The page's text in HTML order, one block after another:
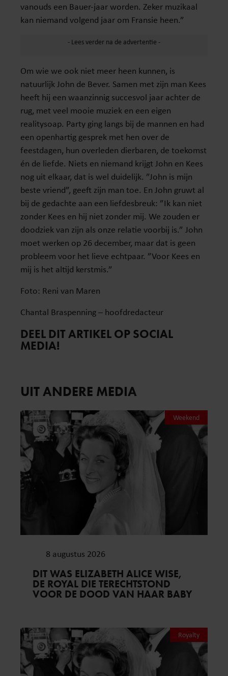
vanouds een Bauer-jaar worden. Zeker muzikaal
kan niemand volgend jaar om Fransie heen.”
Om wie we ook niet meer heen kunnen, is
natuurlijk John de Bever. Samen met zijn man Kees
heeft hij een waanzinnig succesvol jaar achter de
rug, met veel mooie muziek en een eigen
realitysoap. Party ging langs bij de mannen en had
een openhartig gesprek met hen over de
feestdagen, hun overleden dierbaren, de toekomst
én de liefde. Niets en niemand krijgt John en Kees
nog uit elkaar, dat is wel duidelijk. ”John is mijn
beste vriend”, geeft zijn man toe. En John gruwt al
bij de gedachte aan een liefdesbreuk: ”Ik kan niet
zonder Kees en hij niet zonder mij. We zouden er
doodziek van zijn als onze relatie voorbij is.” John
moet werken op 26 december, maar dat is geen
probleem voor het lieve echtpaar. ”Voor Kees en
mij is het altijd kerstmis.”
Foto: Reni van Maren
Chantal Braspenning – hoofdredacteur
DEEL DIT ARTIKEL OP SOCIAL
MEDIA!
UIT ANDERE MEDIA
Weekend
8 augustus 2026
DIT WAS ELIZABETH ALICE WISE,
DE ROYAL DIE TERECHTSTOND
VOOR DE DOOD VAN HAAR BABY
Royalty